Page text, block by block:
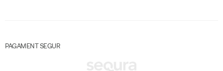
PAGAMENT SEGUR